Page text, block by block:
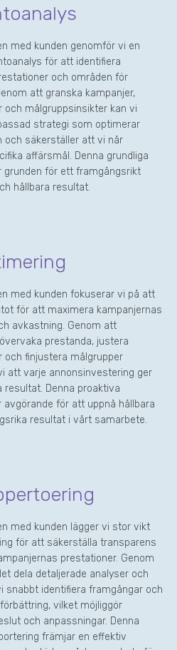
med kunden genomför vi en
för att identifiera
och områden för
att granska kampanjer,
och målgruppsinsikter kan vi
strategi som optimerar
och säkerställer att vi når
affärsmål. Denna grundliga
grunden för ett framgångsrikt
hållbara resultat.
med kunden fokuserar vi på att
för att maximera kampanjernas
avkastning. Genom att
prestanda, justera
och finjustera målgrupper
att varje annonsinvestering ger
resultat. Denna proaktiva
avgörande för att uppnå hållbara
resultat i vårt samarbete.
med kunden lägger vi stor vikt
för att säkerställa transparens
prestationer. Genom
dela detaljerade analyser och
snabbt identifiera framgångar och
vilket möjliggör
och anpassningar. Denna
främjar en effektiv